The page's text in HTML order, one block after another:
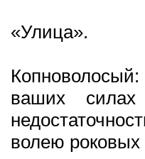
«Улица».
ваших силах
волею роковых